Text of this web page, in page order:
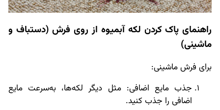
راهنمای پاک کردن لکه آبمیوه از روی فرش (دستباف و
ماشینی)
برای فرش ماشینی:
جذب مایع اضافی: مثل دیگر لکه‌ها، به‌سرعت مایع
اضافی را جذب کنید.